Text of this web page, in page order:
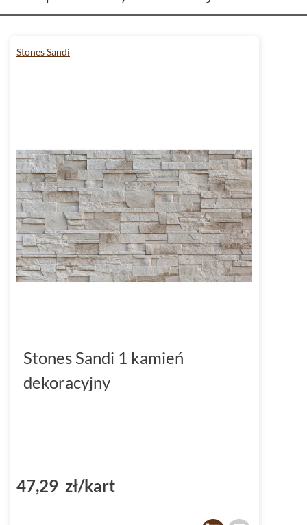
Stones Sandi
Stones Sandi 1 kamień
dekoracyjny
47,29 zł/kart